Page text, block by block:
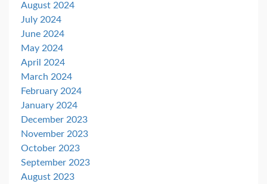
August 2024
July 2024
June 2024
May 2024
April 2024
March 2024
February 2024
January 2024
December 2023
November 2023
October 2023
September 2023
August 2023